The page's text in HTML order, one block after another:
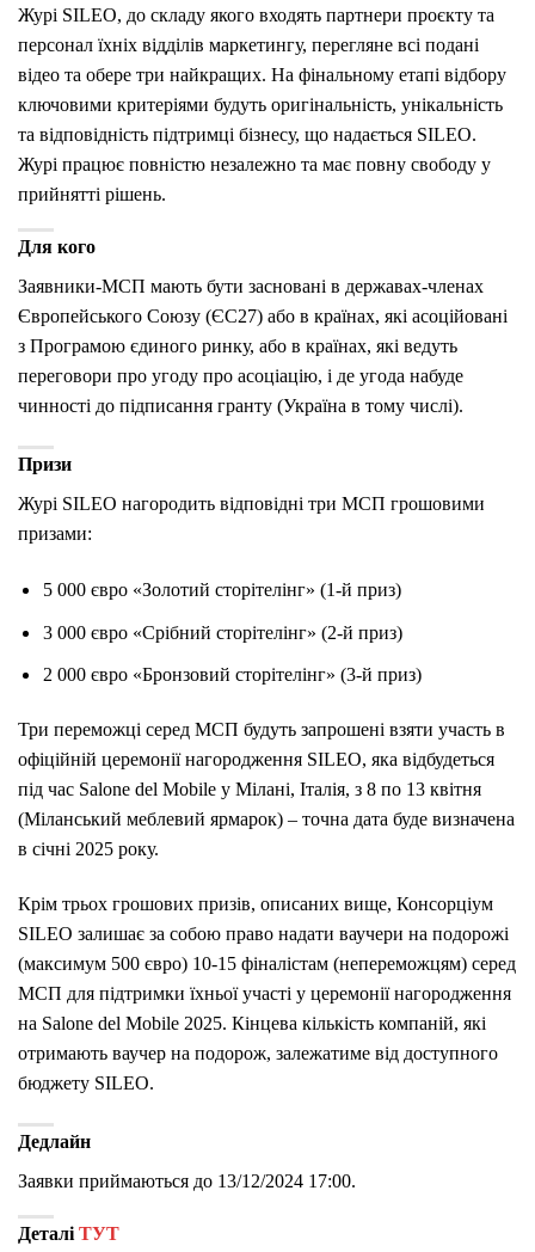
Журі SILEO, до складу якого входять партнери проєкту та
персонал їхніх відділів маркетингу, перегляне всі подані
відео та обере три найкращих. На фінальному етапі відбору
ключовими критеріями будуть оригінальність, унікальність
та відповідність підтримці бізнесу, що надається SILEO.
Журі працює повністю незалежно та має повну свободу у
прийнятті рішень.
Для кого
Заявники-МСП мають бути засновані в державах-членах
Європейського Союзу (ЄС27) або в країнах, які асоційовані
з Програмою єдиного ринку, або в країнах, які ведуть
переговори про угоду про асоціацію, і де угода набуде
чинності до підписання гранту (Україна в тому числі).
Призи
Журі SILEO нагородить відповідні три МСП грошовими
призами:
5 000 євро «Золотий сторітелінг» (1-й приз)
3 000 євро «Срібний сторітелінг» (2-й приз)
2 000 євро «Бронзовий сторітелінг» (3-й приз)
Три переможці серед МСП будуть запрошені взяти участь в
офіційній церемонії нагородження SILEO, яка відбудеться
під час Salone del Mobile у Мілані, Італія, з 8 по 13 квітня
(Міланський меблевий ярмарок) – точна дата буде визначена
в січні 2025 року.
Крім трьох грошових призів, описаних вище, Консорціум
SILEO залишає за собою право надати ваучери на подорожі
(максимум 500 євро) 10-15 фіналістам (непереможцям) серед
МСП для підтримки їхньої участі у церемонії нагородження
на Salone del Mobile 2025. Кінцева кількість компаній, які
отримають ваучер на подорож, залежатиме від доступного
бюджету SILEO.
Дедлайн
Заявки приймаються до 13/12/2024 17:00.
Деталі ТУТ